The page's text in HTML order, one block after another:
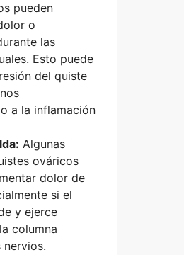
pueden
o
las
Esto puede
del quiste
a la inflamación
Algunas
ováricos
dolor de
si el
y ejerce
columna